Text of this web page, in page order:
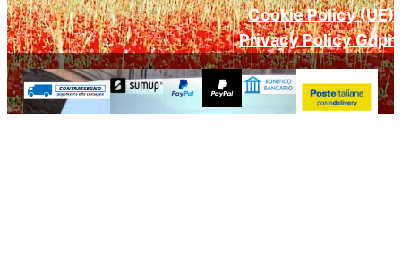
Cookie Policy (UE)
Privacy Policy Gdpr